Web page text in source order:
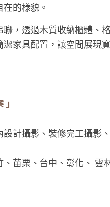
的樣貌。
，透過木質收納櫃體、
家具配置，讓空間展現
計攝影、裝修完工攝影
苗栗、台中、彰化、 雲